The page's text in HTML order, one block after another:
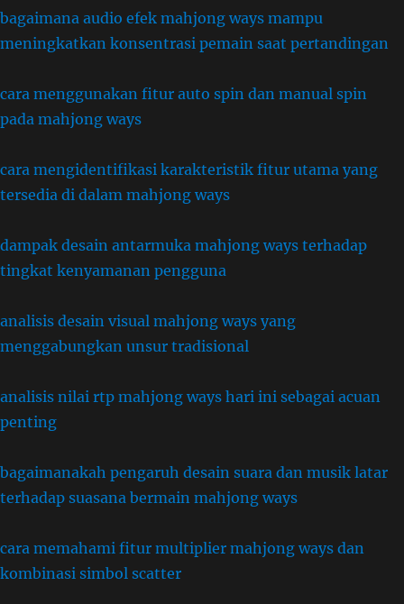
bagaimana audio efek mahjong ways mampu
meningkatkan konsentrasi pemain saat pertandingan
cara menggunakan fitur auto spin dan manual spin
pada mahjong ways
cara mengidentifikasi karakteristik fitur utama yang
tersedia di dalam mahjong ways
dampak desain antarmuka mahjong ways terhadap
tingkat kenyamanan pengguna
analisis desain visual mahjong ways yang
menggabungkan unsur tradisional
analisis nilai rtp mahjong ways hari ini sebagai acuan
penting
bagaimanakah pengaruh desain suara dan musik latar
terhadap suasana bermain mahjong ways
cara memahami fitur multiplier mahjong ways dan
kombinasi simbol scatter